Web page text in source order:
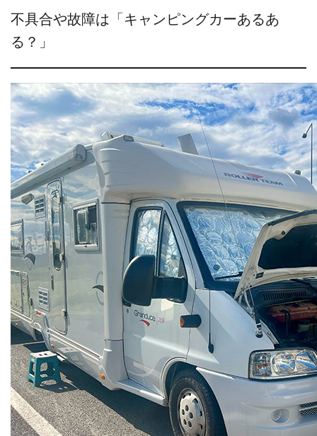
不具合や故障は「キャンピングカーあるあ
る？」